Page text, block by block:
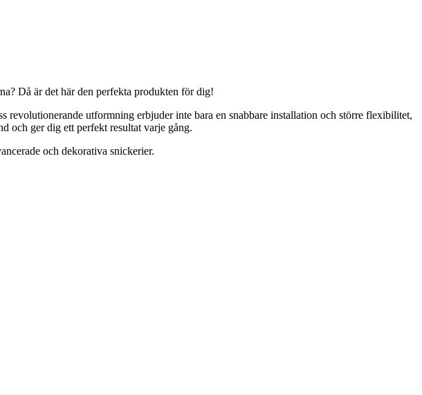
Då är det här den perfekta produkten för dig!
utformning erbjuder inte bara en snabbare installation och större flexibilitet,
och ger dig ett perfekt resultat varje gång.
och dekorativa snickerier.